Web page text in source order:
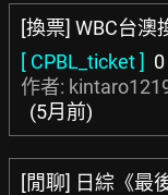
[換票] WBC台澳
[ CPBL_ticket ] 0
作者:
(5月前)
[閒聊] 日綜《最